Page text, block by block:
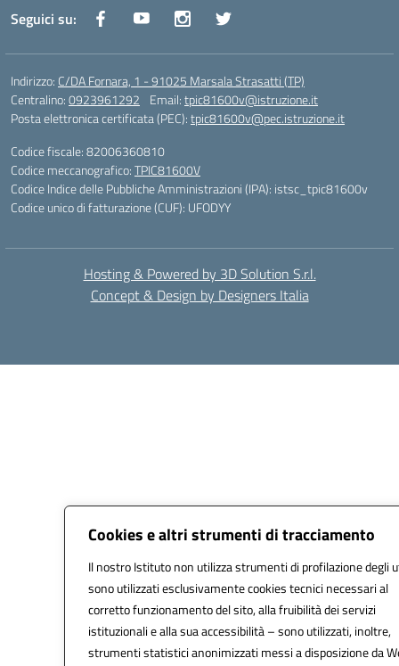
Cookies e altri strumenti di tracciamento
Il nostro Istituto non utilizza strumenti di profilazione degli
sono utilizzati esclusivamente cookies tecnici necessari al
corretto funzionamento del sito, alla fruibilità dei servizi
istituzionali e alla sua accessibilità – sono utilizzati, inoltre,
strumenti statistici anonimizzati messi a disposizione da
Seguici su:
Indirizzo: C/DA Fornara, 1 - 91025 Marsala Strasatti (TP)
Centralino:0923961292 Email:tpic81600v@istruzione.it
Posta elettronica certificata (PEC):tpic81600v@pec.istruzione.it
Codice fiscale: 82006360810
Codice meccanografico:TPIC81600V
Codice Indice delle Pubbliche Amministrazioni (IPA): istsc_tpic81600v
Codice unico di fatturazione (CUF): UFODYY
Hosting & Powered by 3D Solution S.r.l.
Concept & Design by Designers Italia